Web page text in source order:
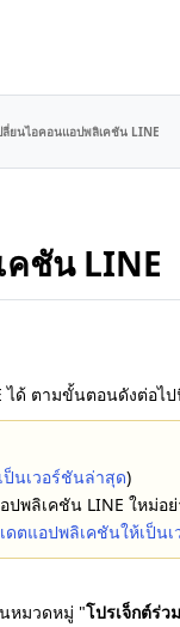
ลี่ยนไอคอนแอปพลิเคชัน LINE
ชัน LINE
ได้ ตามขั้นตอนดังต่อไ
ป็นเวอร์ชันล่าสุด)
พลิเคชัน LINE ใหม่อย่
ดตแอปพลิเคชันให้เป็น
หมวดหมู่ "โปรเจ็กต์ร่วม